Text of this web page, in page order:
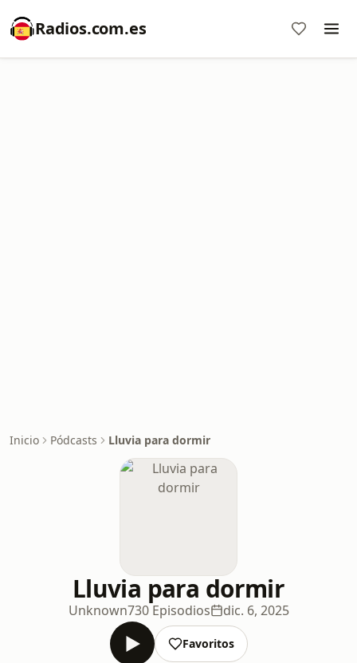
Radios.com.es
Inicio Pódcasts Lluvia para dormir
Lluvia para dormir
Unknown730 Episodios dic. 6, 2025
Favoritos